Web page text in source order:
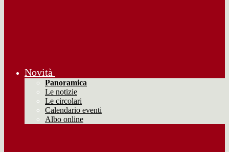
Novità
Panoramica
Le notizie
Le circolari
Calendario eventi
Albo online